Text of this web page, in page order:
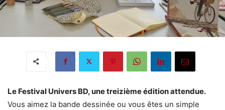
Le Festival Univers BD, une treizième édition attendue.
Vous aimez la bande dessinée ou vous êtes un simple